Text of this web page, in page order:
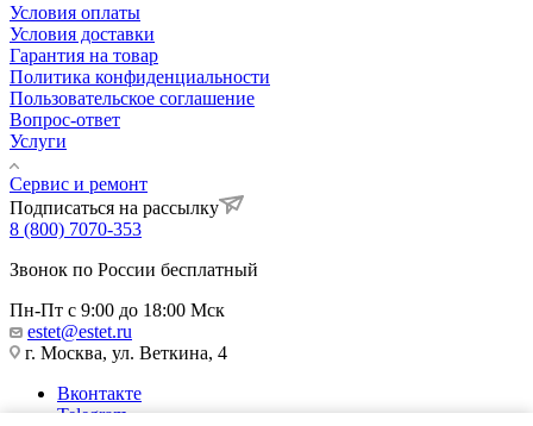
Условия оплаты
Условия доставки
Гарантия на товар
Политика конфиденциальности
Пользовательское соглашение
Вопрос-ответ
Услуги
Сервис и ремонт
Подписаться на рассылку
8 (800) 7070-353
Звонок по России бесплатный
Пн-Пт с 9:00 до 18:00 Мск
estet@estet.ru
г. Москва, ул. Веткина, 4
Вконтакте
Telegram